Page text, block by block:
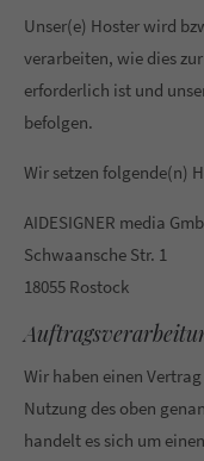
Unser(e) Hoster wird
verarbeiten, wie dies
erforderlich ist und
befolgen.
Wir setzen folgende(n)
AIDESIGNER media
Schwaansche Str. 1
18055 Rostock
Wir haben einen
Nutzung des oben
handelt es sich um